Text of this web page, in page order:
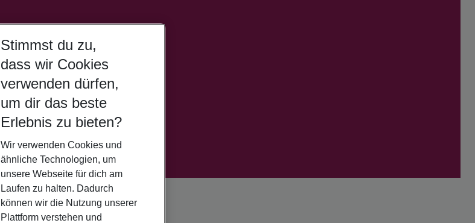
Stimmst du zu,
dass wir Cookies
verwenden dürfen,
um dir das beste
Erlebnis zu bieten?
Wir verwenden Cookies und
ähnliche Technologien, um
unsere Webseite für dich am
Laufen zu halten. Dadurch
können wir die Nutzung unserer
Plattform verstehen und